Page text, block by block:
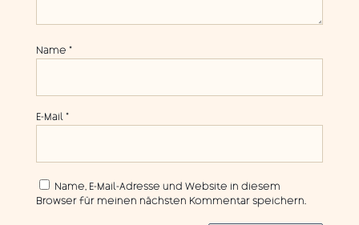
Name *
E-Mail *
Name, E-Mail-Adresse und Website in diesem
Browser für meinen nächsten Kommentar speichern.